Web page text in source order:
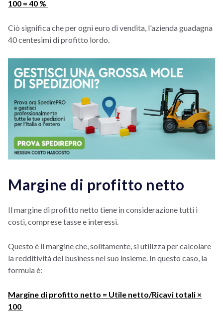
100 = 40 %
Ciò significa che per ogni euro di vendita, l'azienda guadagna
40 centesimi di profitto lordo.
Margine di profitto netto
Il margine di profitto netto tiene in considerazione tutti i
costi, comprese tasse e interessi.
Questo è il margine che, solitamente, si utilizza per calcolare
la redditività del business nel suo insieme. In questo caso, la
formula è:
Margine di profitto netto = Utile netto/Ricavi totali ×
100